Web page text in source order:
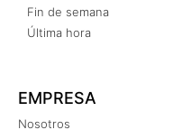
Fin de semana
Última hora
EMPRESA
Nosotros